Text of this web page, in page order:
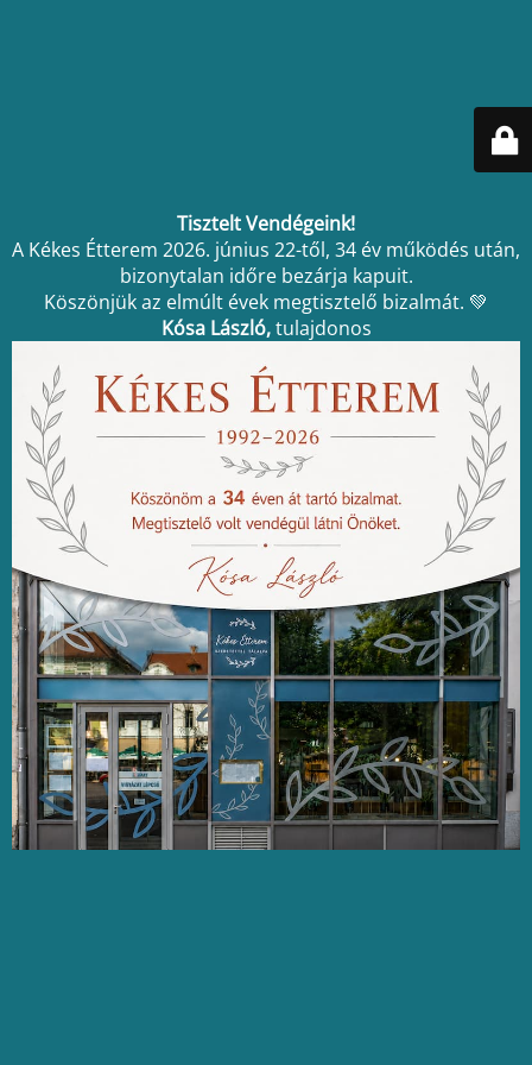
Tisztelt Vendégeink!
A Kékes Étterem 2026. június 22-től, 34 év működés után,
bizonytalan időre bezárja kapuit.
Köszönjük az elmúlt évek megtisztelő bizalmát. 💚
Kósa László,tulajdonos